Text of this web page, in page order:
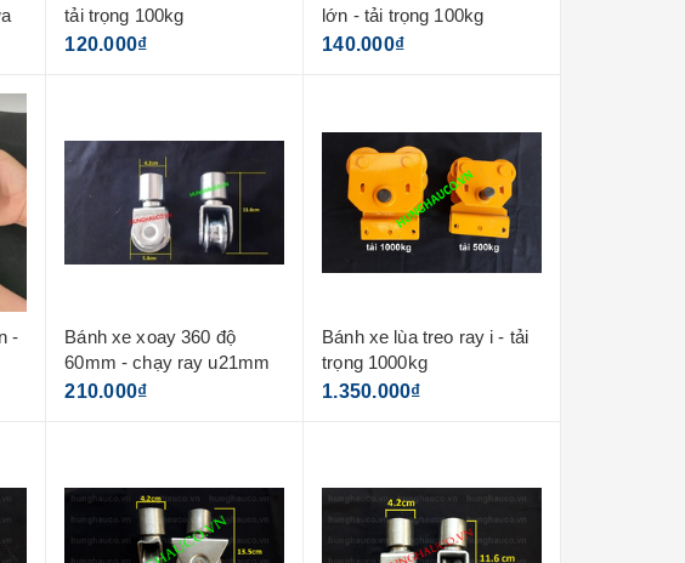
tải trọng 100kg
120.000₫
lớn - tải trọng 100kg
140.000₫
-
Bánh xe xoay 360 độ
60mm - chạy ray u21mm
210.000₫
Bánh xe lùa treo ray i - tải
trọng 1000kg
1.350.000₫